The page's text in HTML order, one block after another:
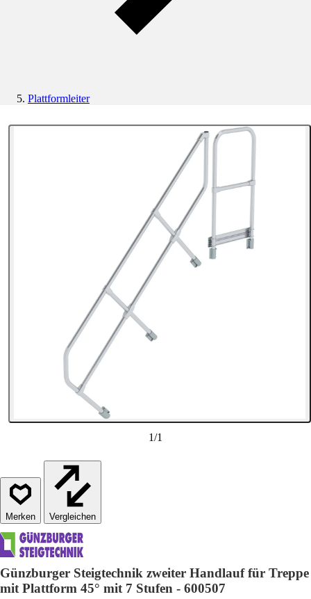
Plattformleiter
1/1
Vergleichen
Günzburger Steigtechnik zweiter Handlauf für Treppe
mit Plattform 45° mit 7 Stufen - 600507